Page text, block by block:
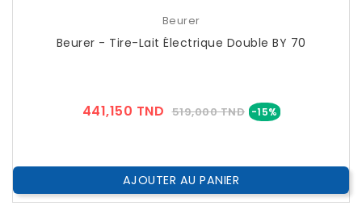
Beurer
Beurer - Tire-Lait Électrique Double BY 70
441,150 TND Prix
519,000 TND -15% Prix
AJOUTER AU PANIER